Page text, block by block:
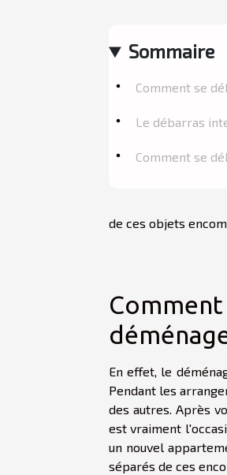
Sommaire
Comment se
Le débarras
Comment se
de ces objets
En effet, le
Pendant les
des autres. Après
est vraiment
un nouvel
séparés de ces